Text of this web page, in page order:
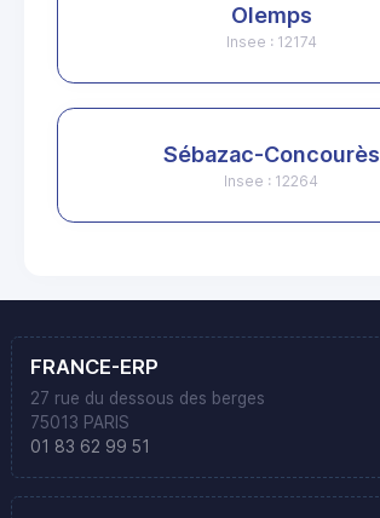
Olemps
Insee : 12174
Sébazac-Concourès
Insee : 12264
FRANCE-ERP
27 rue du dessous des berges
75013 PARIS
01 83 62 99 51